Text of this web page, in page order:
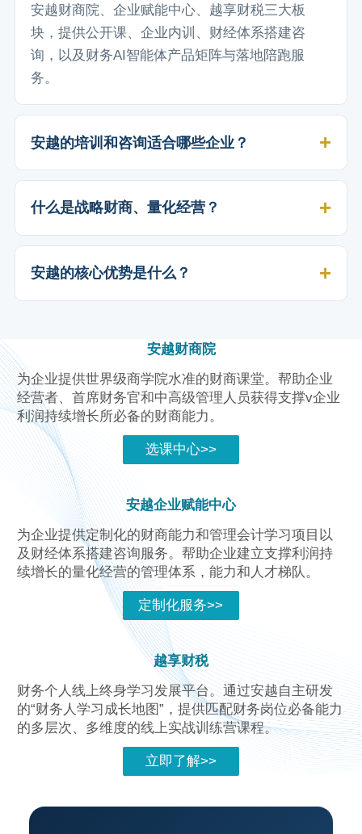
安越财商院、企业赋能中心、越享财税三大板
块，提供公开课、企业内训、财经体系搭建咨
询，以及财务AI智能体产品矩阵与落地陪跑服
务。
安越的培训和咨询适合哪些企业？
什么是战略财商、量化经营？
安越的核心优势是什么？
安越财商院
为企业提供世界级商学院水准的财商课堂。帮助企业
经营者、首席财务官和中高级管理人员获得支撑v企业
利润持续增长所必备的财商能力。
选课中心>>
安越企业赋能中心
为企业提供定制化的财商能力和管理会计学习项目以
及财经体系搭建咨询服务。帮助企业建立支撑利润持
续增长的量化经营的管理体系，能力和人才梯队。
定制化服务>>
越享财税
财务个人线上终身学习发展平台。通过安越自主研发
的“财务人学习成长地图”，提供匹配财务岗位必备能力
的多层次、多维度的线上实战训练营课程。
立即了解>>